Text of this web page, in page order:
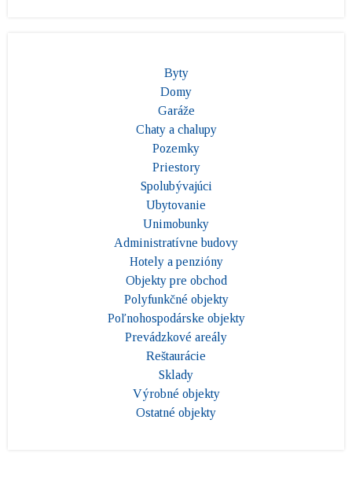
Byty
Domy
Garáže
Chaty a chalupy
Pozemky
Priestory
Spolubývajúci
Ubytovanie
Unimobunky
Administratívne budovy
Hotely a penzióny
Objekty pre obchod
Polyfunkčné objekty
Poľnohospodárske objekty
Prevádzkové areály
Reštaurácie
Sklady
Výrobné objekty
Ostatné objekty